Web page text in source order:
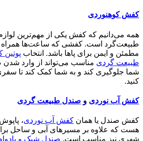
کفش کوهنوردی
همه می‌دانیم که کفش یکی از مهم‌ترین
طبیعت‌گرد است. کفشی که ساعت‌ها همراه
مطمئن و ایمن برای پاها باشد. انتخاب پوتین
طبیعت گردی مناسب می‌تواند از وارد
شما جلوگیری کند و به شما کمک کند تا
کنید.
کفش آب نوردی و صندل طبیعت گردی
کفش صندل یا همان کفش آب نوردی،
هست که علاوه بر مسیرهای آبی و ساحل
شهری نیز مناسب است. صندل شیک و